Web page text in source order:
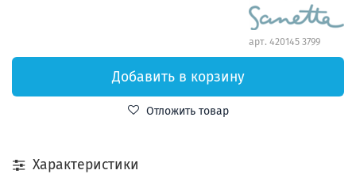
арт. 420145 3799
Добавить в корзину
Отложить товар
Характеристики